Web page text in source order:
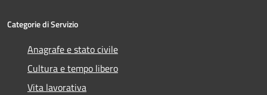
Categorie di Servizio
Anagrafe e stato civile
Cultura e tempo libero
Vita lavorativa